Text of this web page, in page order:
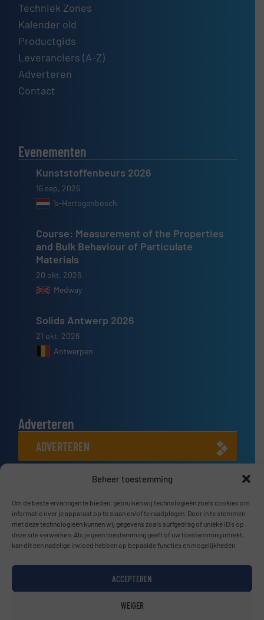
Beheer toestemming
Om de beste ervaringen te bieden, gebruiken wij technologieën zoals cookies om
informatie over je apparaat op te slaan en/of te raadplegen. Door in te stemmen
met deze technologieën kunnen wij gegevens zoals surfgedrag of unieke ID's op
deze site verwerken. Als je geen toestemming geeft of uw toestemming intrekt,
kan dit een nadelige invloed hebben op bepaalde functies en mogelijkheden.
ACCEPTEREN
WEIGER
Techniek Zones
Kalender old
Productgids
Leveranciers (A-Z)
Adverteren
Contact
Evenementen
Kunststoffenbeurs 2026
16 sep, 2026
’s-Hertogenbosch
Course: Measurement of the Properties
and Bulk Behaviour of Particulate
Materials
20 okt, 2026
Medway
Solids Antwerp 2026
21 okt, 2026
Antwerpen
Adverteren
ADVERTEREN
Connect met ons
LINKEDIN
SCHRIJF JE NU IN
Privacy beleid & Algemene Voorwaarden